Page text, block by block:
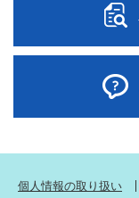
個人情報の取り扱い